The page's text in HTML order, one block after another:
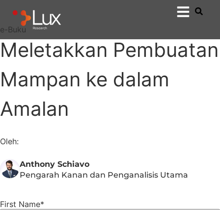
e-Buku
Meletakkan Pembuatan
Mampan ke dalam
Amalan
Oleh:
Anthony Schiavo
Pengarah Kanan dan Penganalisis Utama
First Name*